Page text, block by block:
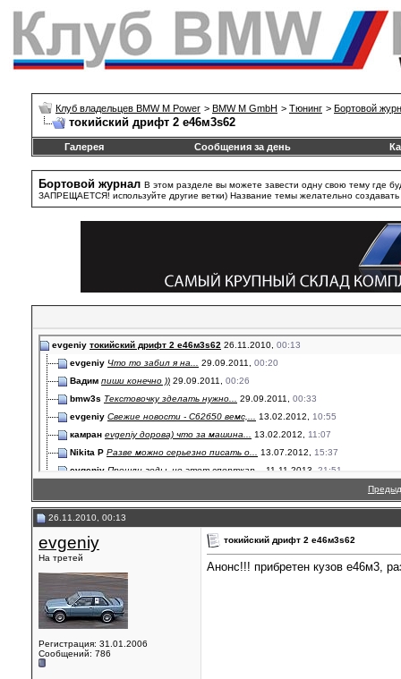
Клуб владельцев BMW M Power > BMW M GmbH > Тюнинг > Бортовой
токийский дрифт 2 е46м3s62
Галерея Сообщения за день
Бортовой журнал В этом разделе вы можете завести одну свою тему где
ЗАПРЕЩАЕТСЯ! используйте другие ветки) Название темы желательно создавать
evgeniy токийский дрифт 2 е46м3s62 26.11.2010, 00:13
evgeniy Что то забил я на... 29.09.2011, 00:20
Вадим пиши конечно )) 29.09.2011, 00:26
bmw3s Текстовочку зделать нужно... 29.09.2011, 00:33
evgeniy Свежие новости - С62б50 вемс,... 13.02.2012, 10:55
камран evgeniy дорова) что за машина... 13.02.2012, 11:07
Nikita P Разве можно серьезно писать о... 13.07.2012, 15:37
evgeniy Прошли годы, но этот спорткар... 11.11.2013, 21:51
26.11.2010, 00:13
evgeniy
На третей
Регистрация: 31.01.2006
Сообщений: 786
токийский дрифт 2 е46м3s62
Анонс!!! прибретен кузов е46м3,